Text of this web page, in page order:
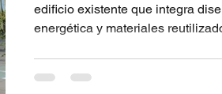
edificio existente que integra
energética y materiales
consumo impulsan ahorro de